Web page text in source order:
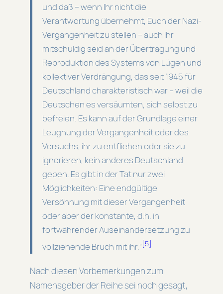
und daß – wenn Ihr nicht die
Verantwortung übernehmt, Euch der Nazi-
Vergangenheit zu stellen – auch Ihr
mitschuldig seid an der Übertragung und
Reproduktion des Systems von Lügen und
kollektiver Verdrängung, das seit 1945 für
Deutschland charakteristisch war – weil die
Deutschen es versäumten, sich selbst zu
befreien. Es kann auf der Grundlage einer
Leugnung der Vergangenheit oder des
Versuchs, ihr zu entfliehen oder sie zu
ignorieren, kein anderes Deutschland
geben. Es gibt in der Tat nur zwei
Möglichkeiten: Eine endgültige
Versöhnung mit dieser Vergangenheit
oder aber der konstante, d.h. in
fortwährender Auseinandersetzung zu
vollziehende Bruch mit ihr.“[5]
Nach diesen Vorbemerkungen zum
Namensgeber der Reihe sei noch gesagt,